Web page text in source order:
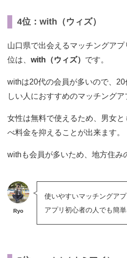
4位：with（ウィズ）
山口県で出会えるマッチングア
位は、 with（ウィズ） です。
withは20代の会員が多いので、
しい人におすすめのマッチングア
女性は無料で使えるため、男女
べ料金を抑えることが出来ます。
withも会員が多いため、地方住み
Ryo
使いやすいマッチングア
アプリ初心者の人でも簡